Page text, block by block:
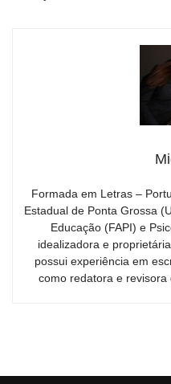
Formada em Letras –
Estadual de Ponta Grossa
Educação (FAPI) e
idealizadora e
possui experiência em
como redatora e revisora